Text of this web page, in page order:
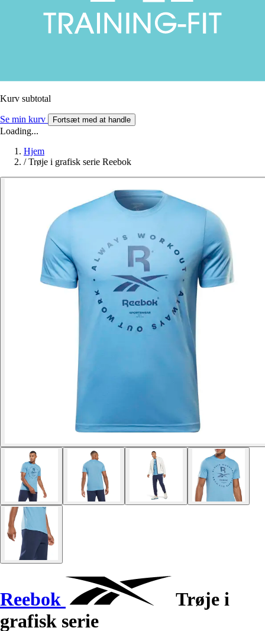
Kurv subtotal
Se min kurv Fortsæt med at handle
Loading...
Hjem
/ Trøje i grafisk serie Reebok
Reebok
Trøje i
grafisk serie